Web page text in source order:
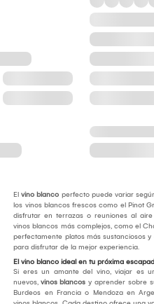
Elvino blanco perfecto puede variar
los vinos blancos frescos como el Pinot
disfrutar en terrazas o reuniones al
vinos blancos más complejos, como el
perfectamente platos más sustanciosos
para disfrutar de la mejor experiencia.
El vino blanco ideal en tu próxima
Si eres un amante del vino, viajar es
nuevos,vinos blancos y aprender sobre
Burdeos en Francia o Mendoza en